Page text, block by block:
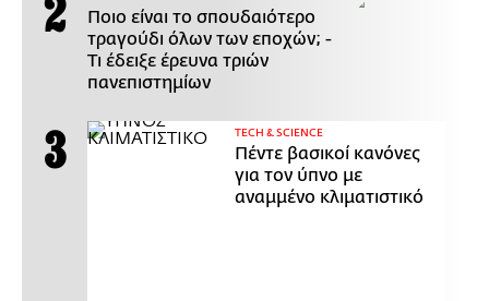
Ποιο είναι το σπουδαιότερο
τραγούδι όλων των εποχών; -
Τι έδειξε έρευνα τριών
πανεπιστημίων
ΤECH & SCIENCE
Πέντε βασικοί κανόνες
για τον ύπνο με
αναμμένο κλιματιστικό